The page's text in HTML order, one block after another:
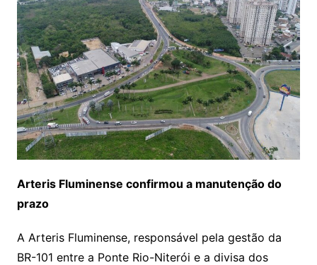
Arteris Fluminense confirmou a manutenção do
prazo
A Arteris Fluminense, responsável pela gestão da
BR-101 entre a Ponte Rio-Niterói e a divisa dos